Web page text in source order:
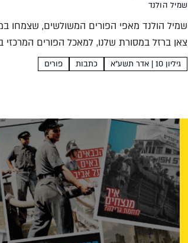
שמיל הולנד
שמיל הולנד מאפי הפורים המשולשים, שצמחו
צאן ברזל במסורת שלנו, למאכל הפורים המרכזי
אלה 'תיקי המן',...
גיליון 10 | אדר תשע"א כתבות פורים